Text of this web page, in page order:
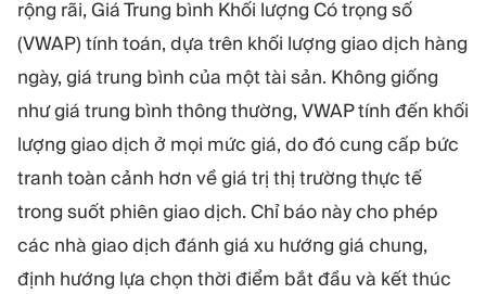
rộng rãi, Giá Trung bình Khối lượng Có trọng số
(VWAP) tính toán, dựa trên khối lượng giao dịch hàng
ngày, giá trung bình của một tài sản. Không giống
như giá trung bình thông thường, VWAP tính đến khối
lượng giao dịch ở mọi mức giá, do đó cung cấp bức
tranh toàn cảnh hơn về giá trị thị trường thực tế
trong suốt phiên giao dịch. Chỉ báo này cho phép
các nhà giao dịch đánh giá xu hướng giá chung,
định hướng lựa chọn thời điểm bắt đầu và kết thúc
MÔ-ĐUN
Sàn giao dịch Hậu cần
TÀI NGUYÊN
Hướng dẫn tiếp thị
Blog
Thuật ngữ
Video hướng dẫn
Công cụ tính lợi nhuận
Kế hoạch kinh doanh
THÊM
Giới thiệu về Quadcode
Đội ngũ
Sự kiện
Tin tức công ty
Nghề nghiệp